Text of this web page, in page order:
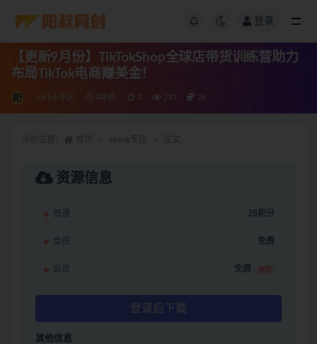
登录
【更新9月份】TikTokShop全球店带货训练营助力
布局TikTok电商赚美金！
tiktok专区 4年前 0 233 28
资源信息
普通 28积分
会员 免费
会员 免费 推荐
登录后下载
其他信息